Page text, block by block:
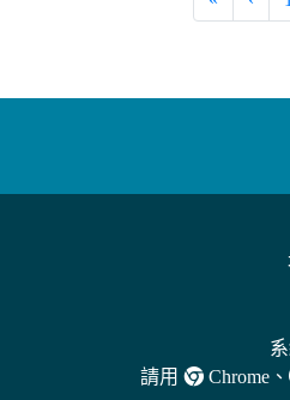
請用
Chrome、